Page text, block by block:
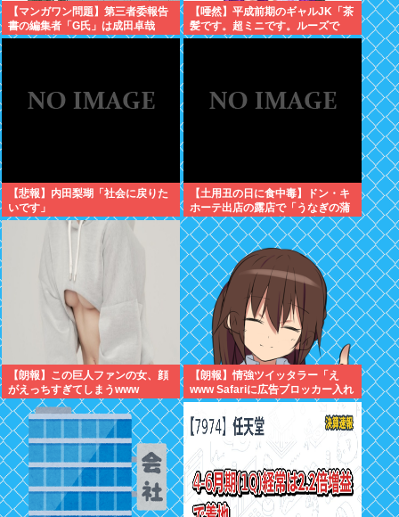
【マンガワン問題】第三者委報告
書の編集者「G氏」は成田卓哉
氏...Xで謝罪
【唖然】平成前期のギャルJK「茶
髪です。超ミニです。ルーズで
す。下着はテカテカか豹柄です」
【悲報】内田梨瑚「社会に戻りた
いです」
【土用丑の日に食中毒】ドン・キ
ホーテ出店の露店で「うなぎの蒲
焼」食べ14人が発熱や下痢
【朗報】この巨人ファンの女、顔
がえっちすぎてしまうwww
【朗報】情強ツイッタラー「え
www Safariに広告ブロッカー入れ
たらyoutube premium要らんや
ん。笑」